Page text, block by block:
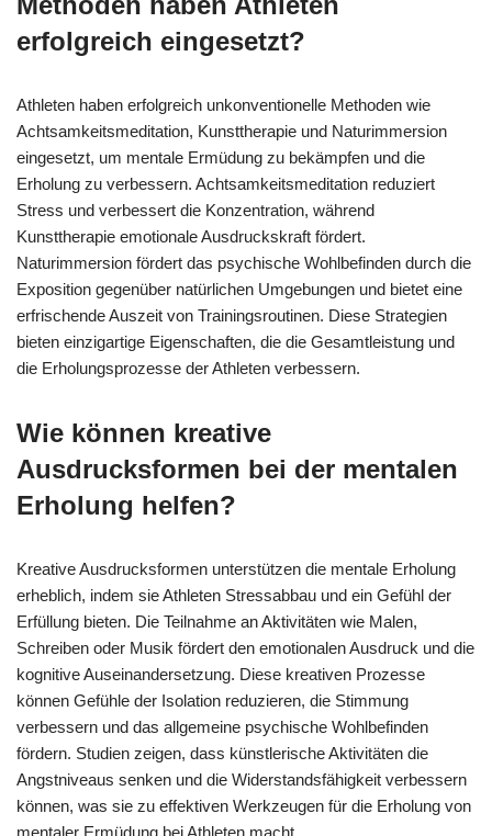
erfolgreich eingesetzt?
Athleten haben erfolgreich unkonventionelle Methoden wie
Achtsamkeitsmeditation, Kunsttherapie und Naturimmersion
eingesetzt, um mentale Ermüdung zu bekämpfen und die
Erholung zu verbessern. Achtsamkeitsmeditation reduziert
Stress und verbessert die Konzentration, während
Kunsttherapie emotionale Ausdruckskraft fördert.
Naturimmersion fördert das psychische Wohlbefinden durch die
Exposition gegenüber natürlichen Umgebungen und bietet eine
erfrischende Auszeit von Trainingsroutinen. Diese Strategien
bieten einzigartige Eigenschaften, die die Gesamtleistung und
die Erholungsprozesse der Athleten verbessern.
Wie können kreative
Ausdrucksformen bei der mentalen
Erholung helfen?
Kreative Ausdrucksformen unterstützen die mentale Erholung
erheblich, indem sie Athleten Stressabbau und ein Gefühl der
Erfüllung bieten. Die Teilnahme an Aktivitäten wie Malen,
Schreiben oder Musik fördert den emotionalen Ausdruck und die
kognitive Auseinandersetzung. Diese kreativen Prozesse
können Gefühle der Isolation reduzieren, die Stimmung
verbessern und das allgemeine psychische Wohlbefinden
fördern. Studien zeigen, dass künstlerische Aktivitäten die
Angstniveaus senken und die Widerstandsfähigkeit verbessern
können, was sie zu effektiven Werkzeugen für die Erholung von
mentaler Ermüdung bei Athleten macht.